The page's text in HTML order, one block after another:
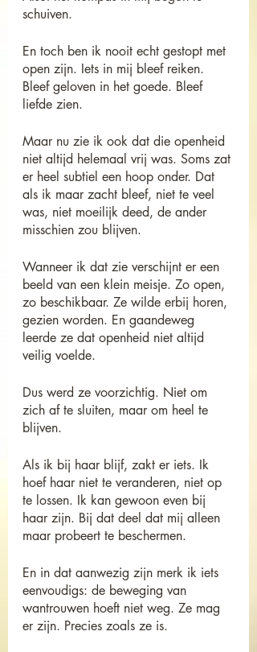
schuiven.
En toch ben ik nooit echt gestopt met
open zijn. Iets in mij bleef reiken.
Bleef geloven in het goede. Bleef
liefde zien.
Maar nu zie ik ook dat die openheid
niet altijd helemaal vrij was. Soms zat
er heel subtiel een hoop onder. Dat
als ik maar zacht bleef, niet te veel
was, niet moeilijk deed, de ander
misschien zou blijven.
Wanneer ik dat zie verschijnt er een
beeld van een klein meisje. Zo open,
zo beschikbaar. Ze wilde erbij horen,
gezien worden. En gaandeweg
leerde ze dat openheid niet altijd
veilig voelde.
Dus werd ze voorzichtig. Niet om
zich af te sluiten, maar om heel te
blijven.
Als ik bij haar blijf, zakt er iets. Ik
hoef haar niet te veranderen, niet op
te lossen. Ik kan gewoon even bij
haar zijn. Bij dat deel dat mij alleen
maar probeert te beschermen.
En in dat aanwezig zijn merk ik iets
eenvoudigs: de beweging van
wantrouwen hoeft niet weg. Ze mag
er zijn. Precies zoals ze is.